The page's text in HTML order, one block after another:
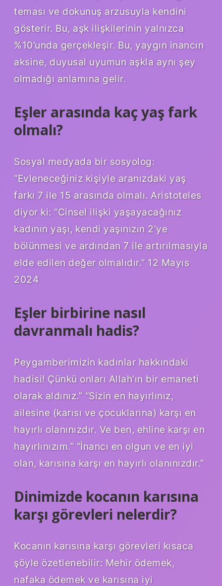
teması ve dokunuş arzusuyla kendini
gösterir. Bu, aşk ilişkilerinin yalnızca
%10’unda gerçekleşir. Bu, yaygın inancın
aksine, duyusal uyumun aşkla aynı şey
olmadığı anlamına gelir.
Eşler arasında kaç yaş fark
olmalı?
Sosyal medyada bir sosyolog:
“Evleneceğiniz kişiyle aranızdaki yaş
farkı 7 ile 15 arasında olmalı. Aristoteles
diyor ki: “Cinsel ilişki yaşayacağınız
kadının yaşı, kendi yaşınızın 2’ye
bölünmesi ve ardından 7 ile artırılmasıyla
elde edilen değer olmalıdır.” 12 Mayıs
2024
Eşler birbirine nasıl
davranmalı hadis?
Peygamberimizin kadınlar hakkındaki
hadisi! Çünkü onları Allah’ın bir emaneti
olarak aldınız.” “Sizin en hayırlınız,
ailesine (karısı ve çocuklarına) karşı en
hayırlı olanınızdır. Ve ben, ehline karşı en
hayırlınızım.” “İnancı en olgun ve en iyi
olan, karısına karşı en hayırlı olanınızdır.”
Dinimizde kocanın karısına
karşı görevleri nelerdir?
Kocanın karısına karşı görevleri kısaca
şöyle özetlenebilir: Mehir ödemek,
nafaka ödemek ve karısına iyi